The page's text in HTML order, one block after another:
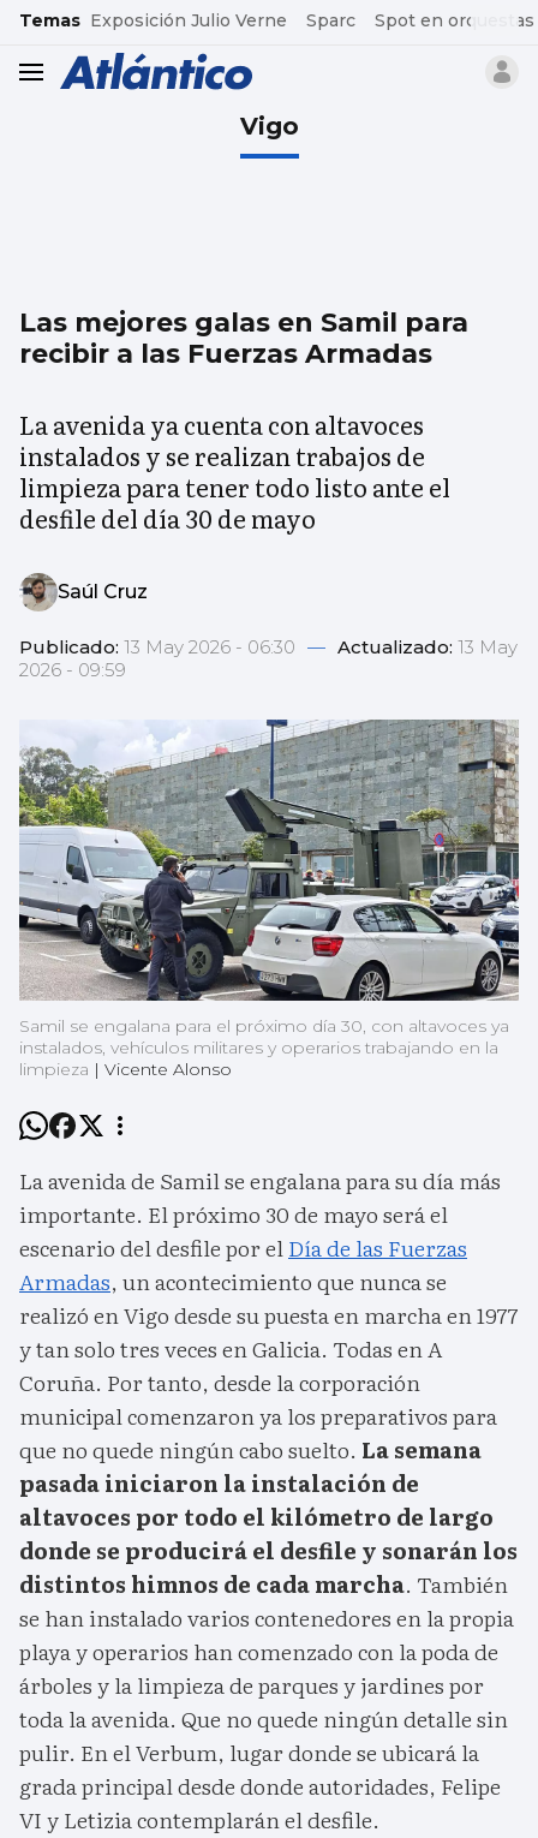
common.go-to-content
Temas Exposición Julio Verne Sparc Spot en orquestas
header.menu.open
Vigo
Las mejores galas en Samil para
recibir a las Fuerzas Armadas
La avenida ya cuenta con altavoces
instalados y se realizan trabajos de
limpieza para tener todo listo ante el
desfile del día 30 de mayo
Saúl Cruz
Publicado: 13 May 2026 - 06:30 — Actualizado: 13 May
2026 - 09:59
Samil se engalana para el próximo día 30, con altavoces ya
instalados, vehículos militares y operarios trabajando en la
limpieza | Vicente Alonso
La avenida de Samil se engalana para su día más
importante. El próximo 30 de mayo será el
escenario del desfile por elDía de las Fuerzas
Armadas, un acontecimiento que nunca se
realizó en Vigo desde su puesta en marcha en 1977
y tan solo tres veces en Galicia. Todas en A
Coruña. Por tanto, desde la corporación
municipal comenzaron ya los preparativos para
que no quede ningún cabo suelto. La semana
pasada iniciaron la instalación de
altavoces por todo el kilómetro de largo
donde se producirá el desfile y sonarán los
distintos himnos de cada marcha. También
se han instalado varios contenedores en la propia
playa y operarios han comenzado con la poda de
árboles y la limpieza de parques y jardines por
toda la avenida. Que no quede ningún detalle sin
pulir. En el Verbum, lugar donde se ubicará la
grada principal desde donde autoridades, Felipe
VI y Letizia contemplarán el desfile.